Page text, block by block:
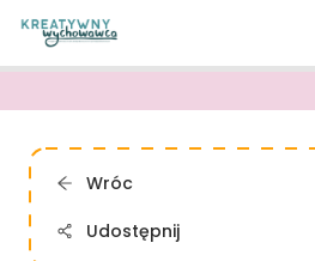
Wróc
Udostępnij